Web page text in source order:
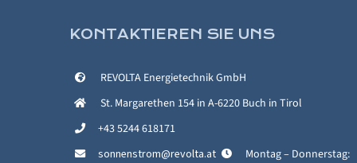
KONTAKTIEREN SIE UNS
REVOLTA Energietechnik GmbH
St. Margarethen 154 in A-6220 Buch in Tirol
+43 5244 618171
sonnenstrom@revolta.at
Montag – Donnerstag: